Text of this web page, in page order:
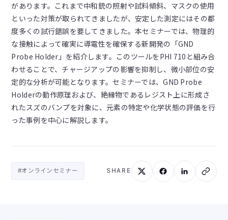
があります。これまで中和銃の照射や試料傾斜、マスクの使用
といった対策が取られてきましたが、安定した測定にはその都
度多くの試行錯誤を要してきました。本セミナーでは、物理的
な接触によって確実に導電性を確保する新開発の「GND
Probe Holder」を紹介します。このツールをPHI 710と組み合
わせることで、チャージアップの影響を抑制し、微小部位の安
定的な分析が可能となります。セミナーでは、GND Probe
Holderの動作原理および、絶縁物であるレジスト上に形成さ
れたスズのバンプを対象に、元素の特定や化学状態の評価を行
った事例を中心に解説します。
#オンラインセミナー SHARE